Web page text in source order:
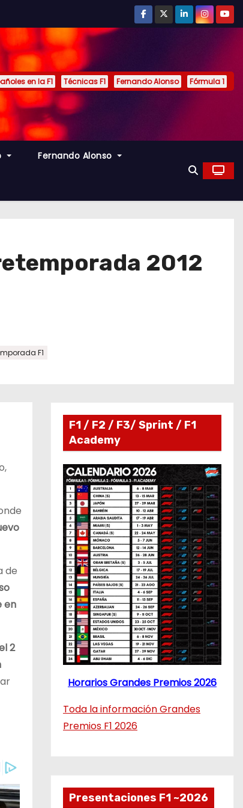
en la F1 Técnicas F1 Fernando Alonso Fórmula 1
Fernando Alonso
2012
F1
de
en
2
F1 / F2 / F3/ Sprint / F1
Academy
Horarios Grandes Premios 2026
Toda la información Grandes
Premios F1 2026
Presentaciones F1 ~2026